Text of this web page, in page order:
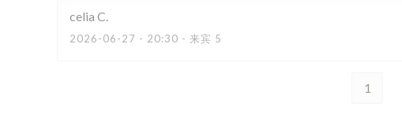
celia C
2026-06-27 - 20:30 - 来宾 5
1